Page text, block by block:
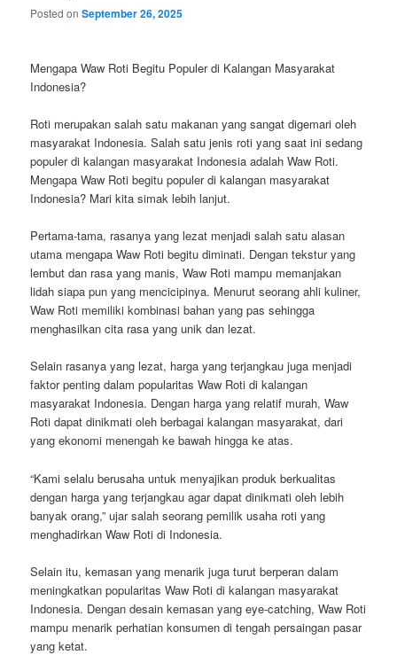
Posted onSeptember 26, 2025
Mengapa Waw Roti Begitu Populer di Kalangan Masyarakat
Indonesia?
Roti merupakan salah satu makanan yang sangat digemari oleh
masyarakat Indonesia. Salah satu jenis roti yang saat ini sedang
populer di kalangan masyarakat Indonesia adalah Waw Roti.
Mengapa Waw Roti begitu populer di kalangan masyarakat
Indonesia? Mari kita simak lebih lanjut.
Pertama-tama, rasanya yang lezat menjadi salah satu alasan
utama mengapa Waw Roti begitu diminati. Dengan tekstur yang
lembut dan rasa yang manis, Waw Roti mampu memanjakan
lidah siapa pun yang mencicipinya. Menurut seorang ahli kuliner,
Waw Roti memiliki kombinasi bahan yang pas sehingga
menghasilkan cita rasa yang unik dan lezat.
Selain rasanya yang lezat, harga yang terjangkau juga menjadi
faktor penting dalam popularitas Waw Roti di kalangan
masyarakat Indonesia. Dengan harga yang relatif murah, Waw
Roti dapat dinikmati oleh berbagai kalangan masyarakat, dari
yang ekonomi menengah ke bawah hingga ke atas.
“Kami selalu berusaha untuk menyajikan produk berkualitas
dengan harga yang terjangkau agar dapat dinikmati oleh lebih
banyak orang,” ujar salah seorang pemilik usaha roti yang
menghadirkan Waw Roti di Indonesia.
Selain itu, kemasan yang menarik juga turut berperan dalam
meningkatkan popularitas Waw Roti di kalangan masyarakat
Indonesia. Dengan desain kemasan yang eye-catching, Waw Roti
mampu menarik perhatian konsumen di tengah persaingan pasar
yang ketat.